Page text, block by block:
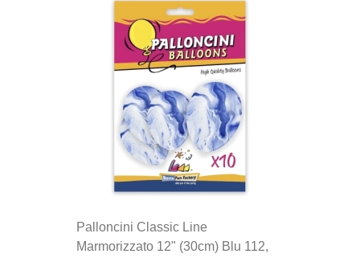
Palloncini Classic Line
Marmorizzato 12" (30cm) Blu 112,